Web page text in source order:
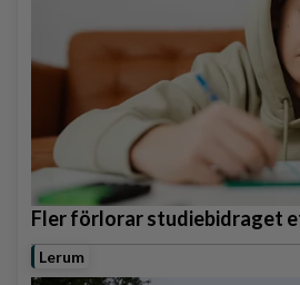
Fler förlorar studiebidraget
Lerum